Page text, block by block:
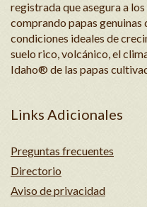
registrada que asegura a
comprando papas
condiciones ideales de
suelo rico, volcánico, el
Idaho® de las papas
Links Adicionales
Preguntas frecuentes
Directorio
Aviso de privacidad